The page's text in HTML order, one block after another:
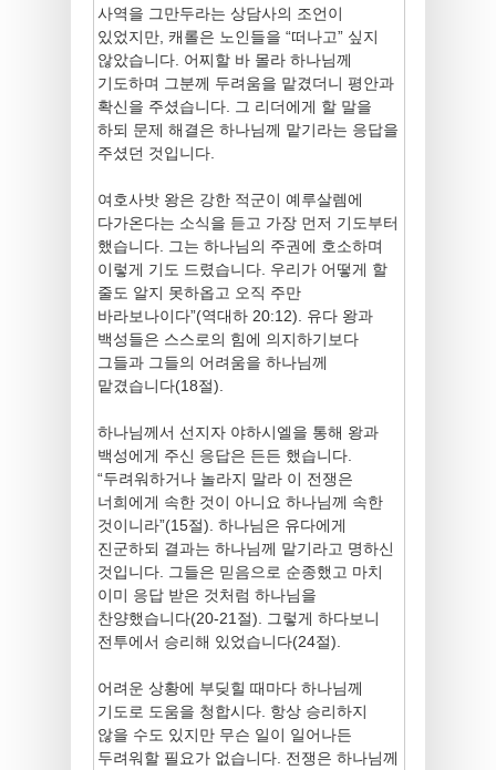
사역을 그만두라는 상담사의 조언이
있었지만, 캐롤은 노인들을 “떠나고” 싶지
않았습니다. 어찌할 바 몰라 하나님께
기도하며 그분께 두려움을 맡겼더니 평안과
확신을 주셨습니다. 그 리더에게 할 말을
하되 문제 해결은 하나님께 맡기라는 응답을
주셨던 것입니다.
여호사밧 왕은 강한 적군이 예루살렘에
다가온다는 소식을 듣고 가장 먼저 기도부터
했습니다. 그는 하나님의 주권에 호소하며
이렇게 기도 드렸습니다. 우리가 어떻게 할
줄도 알지 못하옵고 오직 주만
바라보나이다”(역대하 20:12). 유다 왕과
백성들은 스스로의 힘에 의지하기보다
그들과 그들의 어려움을 하나님께
맡겼습니다(18절).
하나님께서 선지자 야하시엘을 통해 왕과
백성에게 주신 응답은 든든 했습니다.
“두려워하거나 놀라지 말라 이 전쟁은
너희에게 속한 것이 아니요 하나님께 속한
것이니라”(15절). 하나님은 유다에게
진군하되 결과는 하나님께 맡기라고 명하신
것입니다. 그들은 믿음으로 순종했고 마치
이미 응답 받은 것처럼 하나님을
찬양했습니다(20-21절). 그렇게 하다보니
전투에서 승리해 있었습니다(24절).
어려운 상황에 부딪힐 때마다 하나님께
기도로 도움을 청합시다. 항상 승리하지
않을 수도 있지만 무슨 일이 일어나든
두려워할 필요가 없습니다. 전쟁은 하나님께